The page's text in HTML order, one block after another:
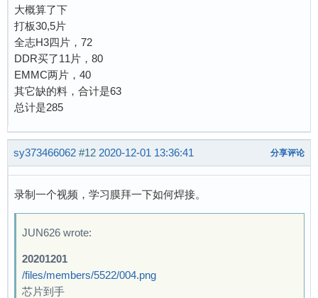
大概算了下
打板30,5片
全志H3四片，72
DDR买了11片，80
EMMC两片，40
其它缺的料，合计是63
总计是285
sy373466062 #12 2020-12-01 13:36:41 分享评论
录制一个视频，学习膜拜一下如何焊接。
JUN626 wrote:
20201201
/files/members/5522/004.png
芯片到手